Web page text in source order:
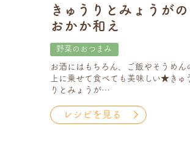
きゅうりとみょうがの
おかか和え
野菜のおつまみ
お酒にはもちろん、ご飯やそうめん
上に乗せて食べても美味しい★きゅ
りとみょうが…
レシピを見る